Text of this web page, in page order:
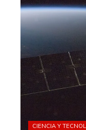
CIENCIA Y